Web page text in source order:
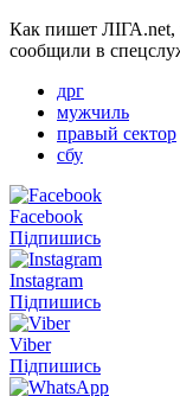
Как пишет ЛІГА.net,
сообщили в
дрг
мужчиль
правый сектор
сбу
Facebook
Підпишись
Instagram
Підпишись
Viber
Підпишись